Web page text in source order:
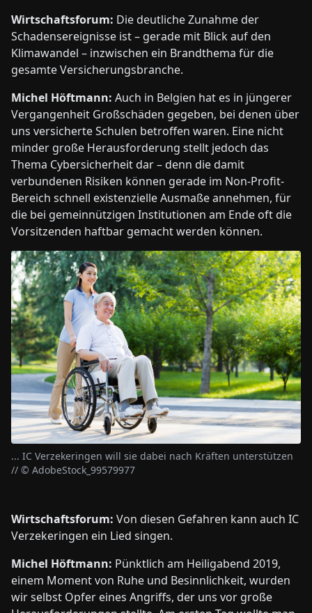
Wirtschaftsforum: Die deutliche Zunahme der
Schadensereignisse ist – gerade mit Blick auf den
Klimawandel – inzwischen ein Brandthema für die
gesamte Versicherungsbranche.
Michel Höftmann: Auch in Belgien hat es in jüngerer
Vergangenheit Großschäden gegeben, bei denen über
uns versicherte Schulen betroffen waren. Eine nicht
minder große Herausforderung stellt jedoch das
Thema Cybersicherheit dar – denn die damit
verbundenen Risiken können gerade im Non-Profit-
Bereich schnell existenzielle Ausmaße annehmen, für
die bei gemeinnützigen Institutionen am Ende oft die
Vorsitzenden haftbar gemacht werden können.
... IC Verzekeringen will sie dabei nach Kräften unterstützen
// © AdobeStock_99579977
Wirtschaftsforum: Von diesen Gefahren kann auch IC
Verzekeringen ein Lied singen.
Michel Höftmann: Pünktlich am Heiligabend 2019,
einem Moment von Ruhe und Besinnlichkeit, wurden
wir selbst Opfer eines Angriffs, der uns vor große